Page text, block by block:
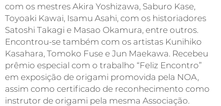
com os mestres Akira Yoshizawa, Saburo Kase,
Toyoaki Kawai, Isamu Asahi, com os historiadores
Satoshi Takagi e Masao Okamura, entre outros.
Encontrou-se também com os artistas Kunihiko
Kasahara, Tomoko Fuse e Jun Maekawa. Recebeu
prêmio especial com o trabalho “Feliz Encontro”
em exposição de origami promovida pela NOA,
assim como certificado de reconhecimento como
instrutor de origami pela mesma Associação.